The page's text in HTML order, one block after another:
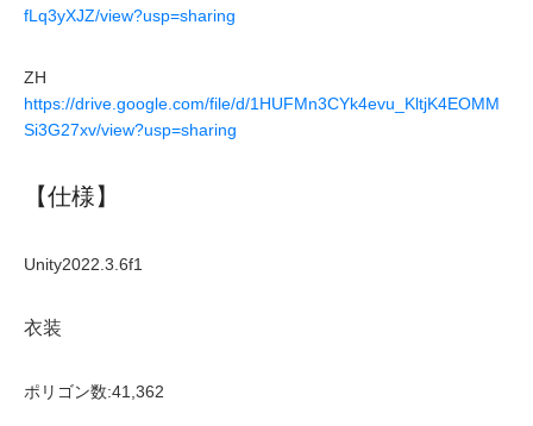
fLq3yXJZ/view?usp=sharing
ZH
https://drive.google.com/file/d/1HUFMn3CYk4evu_KltjK4EOMM
Si3G27xv/view?usp=sharing
【仕様】
Unity2022.3.6f1
衣装
ポリゴン数:41,362